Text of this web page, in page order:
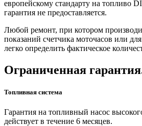
европейскому стандарту на топливо
гарантия не предоставляется.
Любой ремонт, при котором
показаний счетчика моточасов или
легко определить фактическое
Ограниченная
Топливная система
Гарантия на топливный насос
действует в течение 6 месяцев.